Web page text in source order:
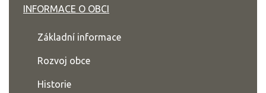
INFORMACE O OBCI
Základní informace
Rozvoj obce
Historie